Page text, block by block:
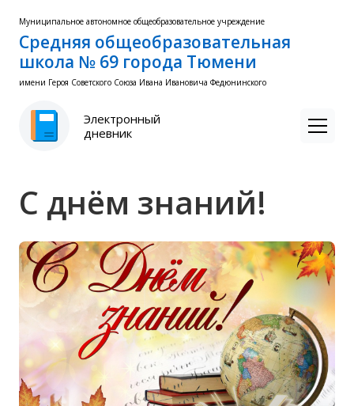
Муниципальное автономное общеобразовательное учреждение
Средняя общеобразовательная
школа № 69 города Тюмени
имени Героя Советского Союза Ивана Ивановича Федюнинского
Электронный
дневник
С днём знаний!